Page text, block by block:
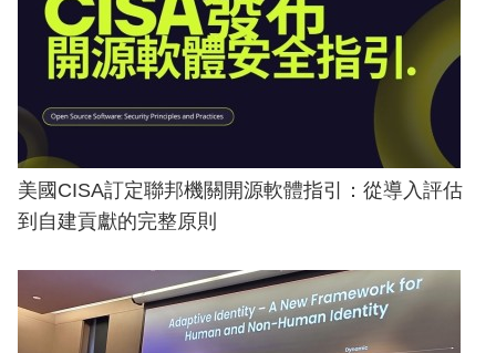
美國CISA訂定聯邦機關開源軟體指引：從導入評估
到自建貢獻的完整原則